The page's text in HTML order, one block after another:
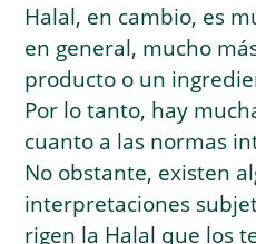
Halal, en cambio, es
en general, mucho
producto o un
Por lo tanto, hay
cuanto a las normas
No obstante, existen
interpretaciones
rigen la Halal que los